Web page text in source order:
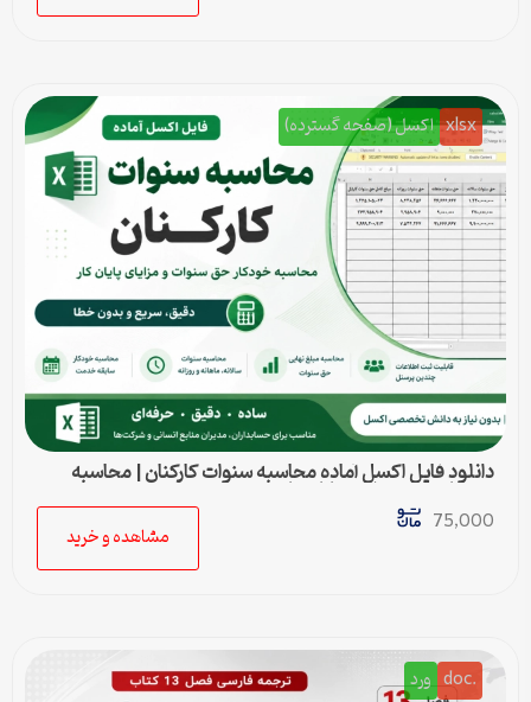
xlsx اکسل (صفحه گسترده)
دانلود فایل اکسل آماده محاسبه سنوات کارکنان | محاسبه
خودکار حق سنوات و پایان کار
75,000
مشاهده و خرید
.doc ورد